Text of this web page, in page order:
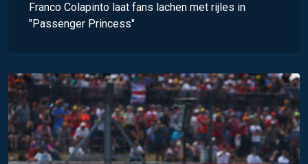
Franco Colapinto laat fans lachen met rijles in
"Passenger Princess"